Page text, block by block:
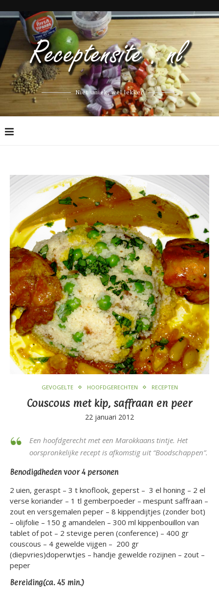
Niet uniek, wel lekker
GEVOGELTE HOOFDGERECHTEN RECEPTEN
Couscous met kip, saffraan en peer
22 januari 2012
Een hoofdgerecht met een Marokkaans tintje. Het
oorspronkelijke recept is afkomstig uit “Boodschappen”.
Benodigdheden voor 4 personen
2 uien, geraspt – 3 t knoflook, geperst – 3 el honing – 2 el
verse koriander – 1 tl gemberpoeder – mespunt saffraan –
zout en versgemalen peper – 8 kippendijtjes (zonder bot)
– olijfolie – 150 g amandelen – 300 ml kippenbouillon van
tablet of pot – 2 stevige peren (conference) – 400 gr
couscous – 4 gewelde vijgen – 200 gr
(diepvries)doperwtjes – handje gewelde rozijnen – zout –
peper
Bereiding(ca. 45 min.)